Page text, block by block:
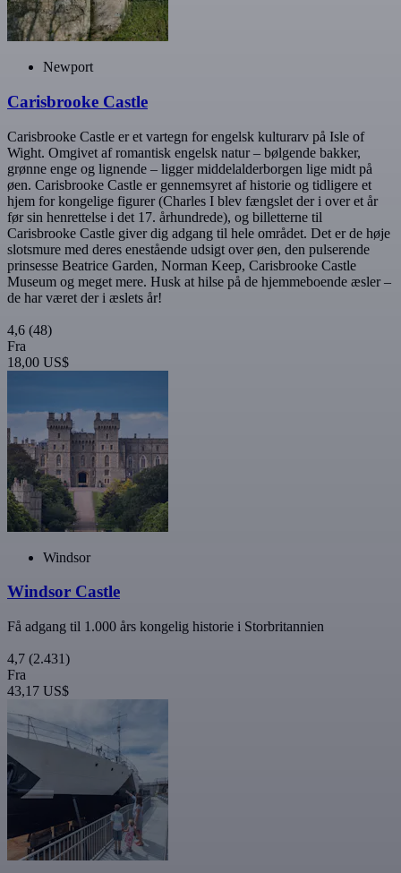
Newport
Carisbrooke Castle
Carisbrooke Castle er et vartegn for engelsk kulturarv på Isle of
Wight. Omgivet af romantisk engelsk natur – bølgende bakker,
grønne enge og lignende – ligger middelalderborgen lige midt på
øen. Carisbrooke Castle er gennemsyret af historie og tidligere et
hjem for kongelige figurer (Charles I blev fængslet der i over et år
før sin henrettelse i det 17. århundrede), og billetterne til
Carisbrooke Castle giver dig adgang til hele området. Det er de høje
slotsmure med deres enestående udsigt over øen, den pulserende
prinsesse Beatrice Garden, Norman Keep, Carisbrooke Castle
Museum og meget mere. Husk at hilse på de hjemmeboende æsler –
de har været der i æslets år!
4,6 (48)
Fra
18,00 US$
Windsor
Windsor Castle
Få adgang til 1.000 års kongelig historie i Storbritannien
4,7 (2.431)
Fra
43,17 US$